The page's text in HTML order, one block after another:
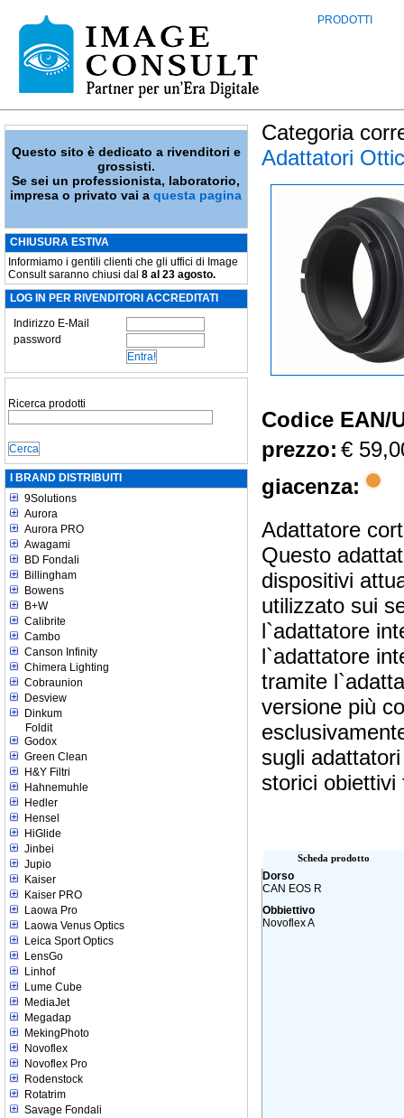
PRODOTTI
Questo sito è dedicato a rivenditori e
grossisti.
Se sei un professionista, laboratorio,
impresa o privato vai aquesta pagina
CHIUSURA ESTIVA
Informiamo i gentili clienti che gli uffici di Image
Consult saranno chiusi dal 8 al 23 agosto.
LOG IN PER RIVENDITORI ACCREDITATI
Indirizzo E-Mail
password
Ricerca prodotti
I BRAND DISTRIBUITI
9Solutions
Aurora
Aurora PRO
Awagami
BD Fondali
Billingham
Bowens
B+W
Calibrite
Cambo
Canson Infinity
Chimera Lighting
Cobraunion
Desview
Dinkum
Foldit
Godox
Green Clean
H&Y Filtri
Hahnemuhle
Hedler
Hensel
HiGlide
Jinbei
Jupio
Kaiser
Kaiser PRO
Laowa Pro
Laowa Venus Optics
Leica Sport Optics
LensGo
Linhof
Lume Cube
MediaJet
Megadap
MekingPhoto
Novoflex
Novoflex Pro
Rodenstock
Rotatrim
Savage Fondali
Categoria
Adattatori
Codice EAN/
prezzo: €
giacenza:
Adattatore
Questo
dispositivi
utilizzato sui
l`adattatore
l`adattatore
tramite
versione più
sugli
storici
Scheda prodotto
Dorso
CAN EOS R
Obbiettivo
Novoflex A